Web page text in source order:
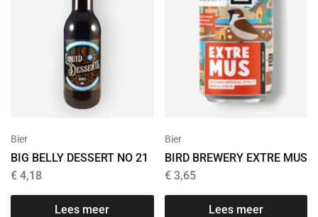
Bier
BIG BELLY DESSERT NO 21
€ 4,18
Lees meer
Bier
BIRD BREWERY EXTRE MUS
€3,65
Lees meer